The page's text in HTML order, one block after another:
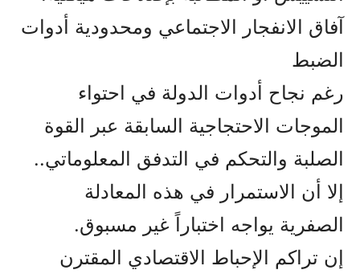
آفاق الانفجار الاجتماعي ومحدودية أدوات
الضبط
رغم نجاح أدوات الدولة في احتواء
الموجات الاحتجاجية السابقة عبر القوة
الصلبة والتحكم في التدفق المعلوماتي..
إلا أن الاستمرار في هذه المعادلة
الصفرية يواجه اختباراً غير مسبوق.
إن تراكم الإحباط الاقتصادي المقترن